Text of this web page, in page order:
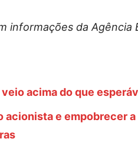
informações da Agência
acima do que
acionista e empobrecer a